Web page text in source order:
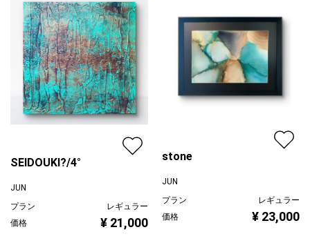
ジャンル
抽象画
配送目安
二週間以内
※使用材料/アクリル アルコールインク モデリングペースト
SEIDOUKI?/4°
JUN
プラン
レギュラー
価格
¥ 21,000
stone
JUN
プラン
レギュラー
価格
¥ 23,000